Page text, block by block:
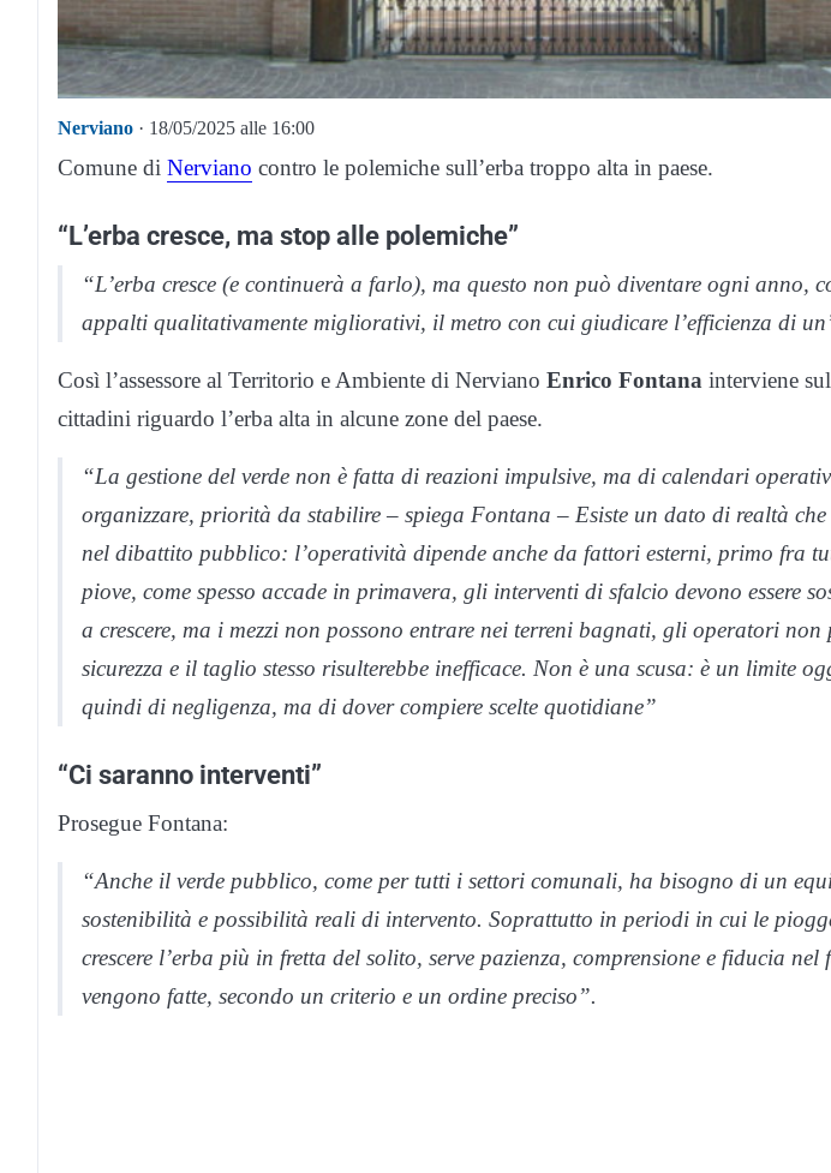
Nerviano · 18/05/2025 alle 16:00
Comune di Nerviano contro le polemiche sull’erba troppo alta in paese.
“L’erba cresce, ma stop alle polemiche”
“L’erba cresce (e continuerà a farlo), ma questo non può diventare ogni anno,
appalti qualitativamente migliorativi, il metro con cui giudicare l’efficienza di
Così l’assessore al Territorio e Ambiente di Nerviano Enrico Fontana interviene
cittadini riguardo l’erba alta in alcune zone del paese.
“La gestione del verde non è fatta di reazioni impulsive, ma di calendari
organizzare, priorità da stabilire – spiega Fontana – Esiste un dato di realtà che
nel dibattito pubblico: l’operatività dipende anche da fattori esterni, primo fra
piove, come spesso accade in primavera, gli interventi di sfalcio devono essere
a crescere, ma i mezzi non possono entrare nei terreni bagnati, gli operatori non
sicurezza e il taglio stesso risulterebbe inefficace. Non è una scusa: è un limite
quindi di negligenza, ma di dover compiere scelte quotidiane”
“Ci saranno interventi”
Prosegue Fontana:
“Anche il verde pubblico, come per tutti i settori comunali, ha bisogno di un
sostenibilità e possibilità reali di intervento. Soprattutto in periodi in cui le
crescere l’erba più in fretta del solito, serve pazienza, comprensione e fiducia
vengono fatte, secondo un criterio e un ordine preciso”.